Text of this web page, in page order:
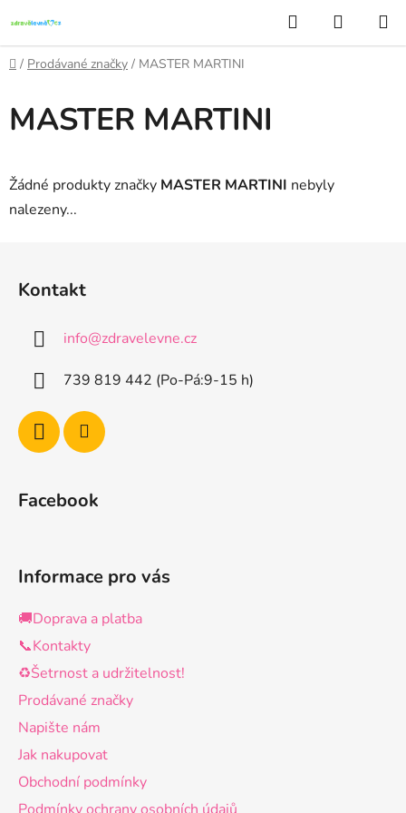
na
obsah
Hledat
KOŠÍK
Domů
/ Prodávané značky / MASTER MARTINI
MASTER MARTINI
Žádné produkty značky MASTER MARTINI nebyly
nalezeny...
Kontakt
info@zdravelevne.cz
739 819 442 (Po-Pá:9-15 h)
Facebook
Informace pro vás
🚚Doprava a platba
📞Kontakty
♻️Šetrnost a udržitelnost!
Prodávané značky
Napište nám
Jak nakupovat
Obchodní podmínky